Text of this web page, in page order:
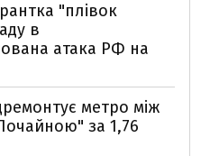
"плівок
в
атака РФ на
метро між
за 1,76